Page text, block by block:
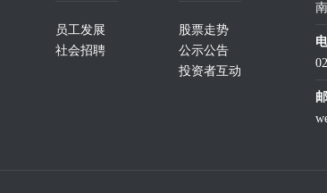
员工发展
社会招聘
股票走势
公示公告
投资者互动